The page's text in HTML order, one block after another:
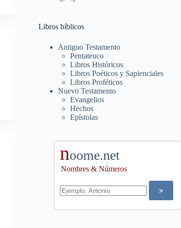
Libros bíblicos
Antiguo Testamento
Pentateuco
Libros Históricos
Libros Poéticos y Sapienciales
Libros Proféticos
Nuevo Testamento
Evangelios
Hechos
Epístolas
noome.net
Nombres & Números